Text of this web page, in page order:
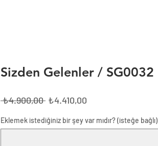
Sizden Gelenler / SG0032
₺4.900,00 Normal
₺4.410,00
Eklemek istediğiniz bir şey var mıdır? (isteğe bağlı)